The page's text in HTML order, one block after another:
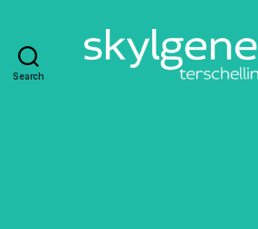
Search